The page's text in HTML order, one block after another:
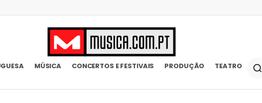
MÚSICA CONCERTOS E FESTIVAIS PRODUÇÃO TEATRO